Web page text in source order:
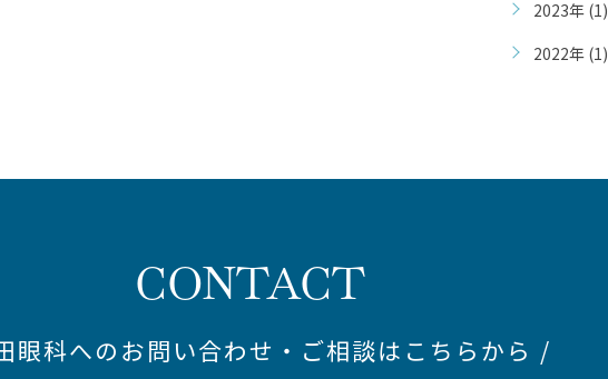
2023年 (1)
2022年 (1)
CONTACT
眼科へのお問い合わせ・ご相談はこちらから /